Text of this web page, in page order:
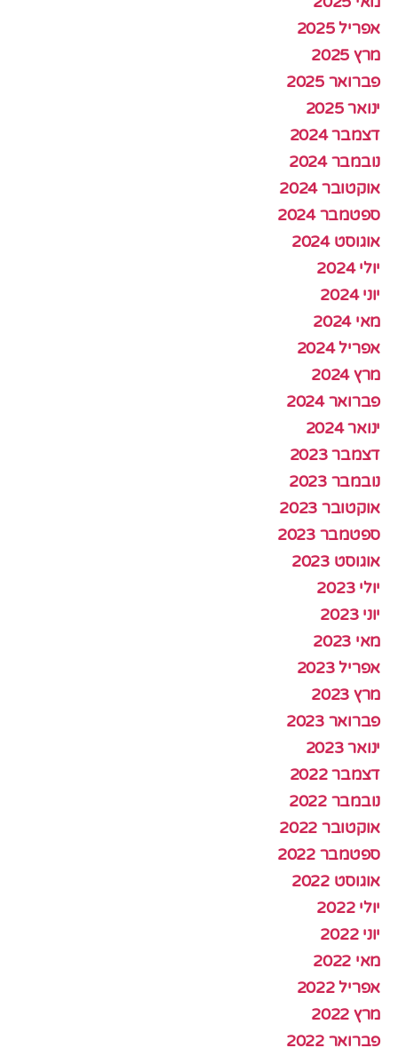
אפריל 2025
מרץ 2025
פברואר 2025
ינואר 2025
דצמבר 2024
נובמבר 2024
אוקטובר 2024
ספטמבר 2024
אוגוסט 2024
יולי 2024
יוני 2024
מאי 2024
אפריל 2024
מרץ 2024
פברואר 2024
ינואר 2024
דצמבר 2023
נובמבר 2023
אוקטובר 2023
ספטמבר 2023
אוגוסט 2023
יולי 2023
יוני 2023
מאי 2023
אפריל 2023
מרץ 2023
פברואר 2023
ינואר 2023
דצמבר 2022
נובמבר 2022
אוקטובר 2022
ספטמבר 2022
אוגוסט 2022
יולי 2022
יוני 2022
מאי 2022
אפריל 2022
מרץ 2022
פברואר 2022